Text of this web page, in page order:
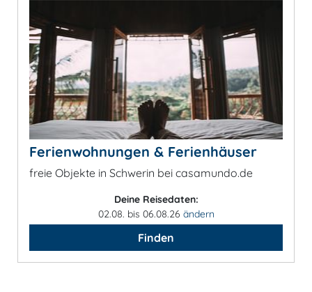
Ferienwohnungen & Ferienhäuser
freie Objekte in Schwerin bei casamundo.de
Deine Reisedaten:
02.08. bis 06.08.26 ändern
Finden